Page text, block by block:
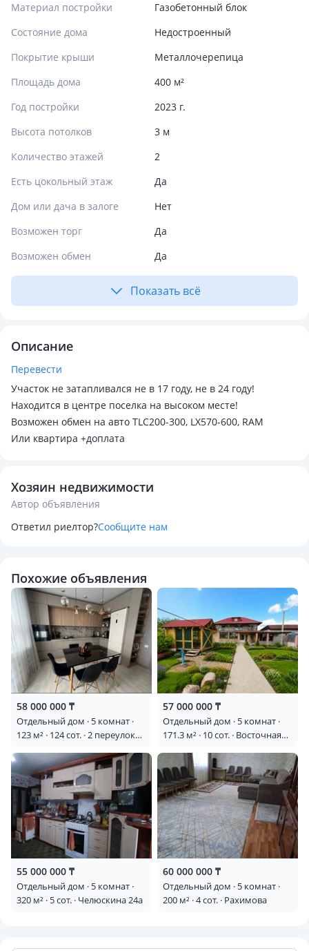
Материал постройки
Газобетонный блок
Состояние дома
Недостроенный
Покрытие крыши
Металлочерепица
Площадь дома
400 м²
Год постройки
2023 г.
Высота потолков
3 м
Количество этажей
2
Есть цокольный этаж
Да
Дом или дача в залоге
Нет
Возможен торг
Да
Возможен обмен
Да
Показать всё
Описание
Перевести
Участок не затапливался не в 17 году, не в 24 году!
Находится в центре поселка на высоком месте!
Возможен обмен на авто TLC200-300, LX570-600, RAM
Или квартира +доплата
Хозяин недвижимости
Автор объявления
Ответил риелтор?Сообщите нам
Похожие объявления
58 000 000 ₸
Отдельный дом · 5 комнат ·
123 м² · 124 сот. · 2 переулок
57 000 000 ₸
Отдельный дом · 5 комнат ·
171.3 м² · 10 сот. · Восточная
55 000 000 ₸
Отдельный дом · 5 комнат ·
320 м² · 5 сот. · Челюскина 24а
60 000 000 ₸
Отдельный дом · 5 комнат ·
200 м² · 4 сот. · Рахимова